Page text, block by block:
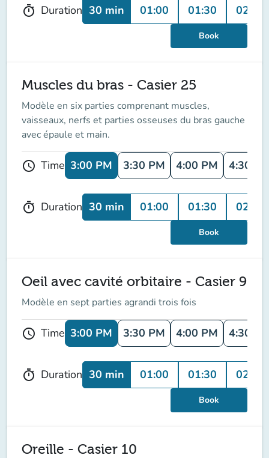
timer Duration 30 min 01:00 01:30 02:00
Book
Muscles du bras - Casier 25
Modèle en six parties comprenant muscles,
vaisseaux, nerfs et parties osseuses du bras gauche
avec épaule et main.
schedule Time 3:00 PM 3:30 PM 4:00 PM 4:30
timer Duration 30 min 01:00 01:30 02:00
Book
Oeil avec cavité orbitaire - Casier 9
Modèle en sept parties agrandi trois fois
schedule Time 3:00 PM 3:30 PM 4:00 PM 4:30
timer Duration 30 min 01:00 01:30 02:00
Book
Oreille - Casier 10